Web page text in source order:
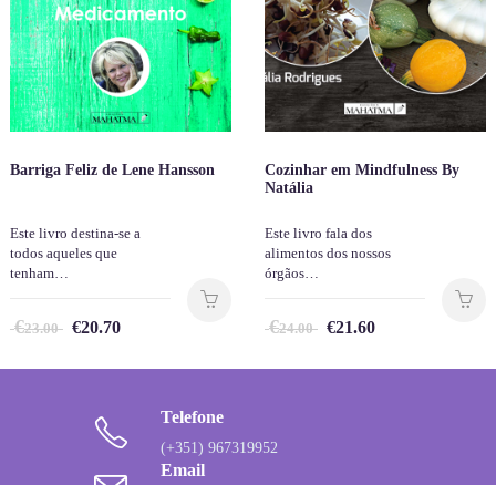
Barriga Feliz de Lene Hansson
Este livro destina-se a
todos aqueles que
tenham…
€23.00 €20.70
Cozinhar em Mindfulness By
Natália
Este livro fala dos
alimentos dos nossos
órgãos…
€24.00 €21.60
Telefone
(+351) 967319952
Email